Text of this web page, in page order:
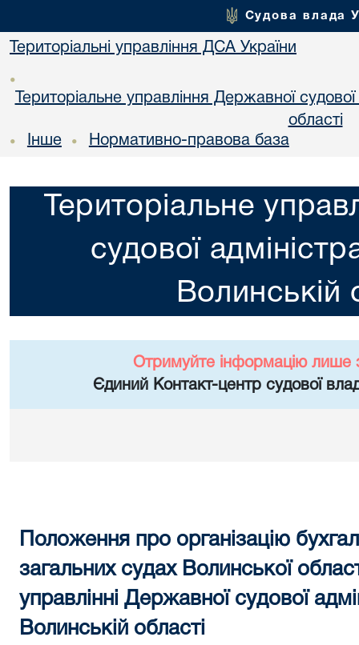
Судова влада
Територіальні управління ДСА України
•
Територіальне управління Державної судової
областi
• Інше • Нормативно-правова база
Територіальне
судової
Волинській
Отримуйте інформацію лише
Єдиний Контакт-центр судової
Положення про організацію
загальних судах Волинської
управлінні Державної судової
Волинській області